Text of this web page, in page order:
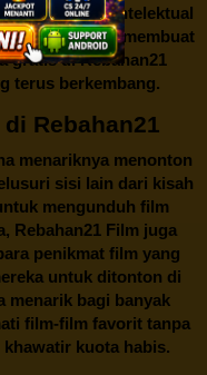
kekayaan intelektual
inilah yang membuat
gratis diRebahan21
terus berkembang.
Rebahan21
menariknya menonton
sisi lain dari kisah
mengunduh film
Rebahan21 Film juga
penikmat film yang
untuk ditonton di
menarik bagi banyak
film-film favorit tanpa
kuota habis.